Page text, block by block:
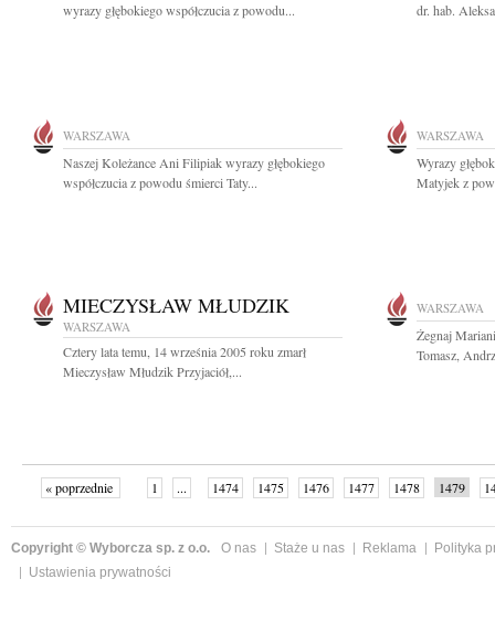
wyrazy głębokiego współczucia z powodu...
dr. hab.
WARSZAWA
Naszej Koleżance Ani Filipiak wyrazy głębokiego
współczucia z powodu śmierci Taty...
WARSZAWA
Wyrazy
Matyjek z
MIECZYSŁAW MŁUDZIK
WARSZAWA
Cztery lata temu, 14 września 2005 roku zmarł
Mieczysław Młudzik Przyjaciół,...
WARSZAWA
Żegnaj
Tomasz,
« poprzednie 1 ... 1474 1475 1476 1477 1478 1479
Copyright © Wyborcza sp. z o.o. O nas Staże u nas Reklama
Polityka
Ustawienia prywatności